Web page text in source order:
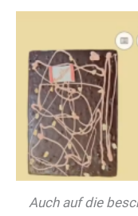
Auch auf die